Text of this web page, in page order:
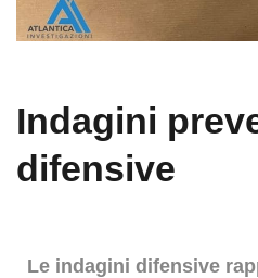
Indagini
difensive
Le indagini difensive